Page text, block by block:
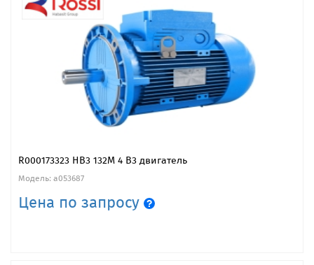
R000173323 HB3 132M 4 B3 двигатель
Модель: a053687
Цена по запросу